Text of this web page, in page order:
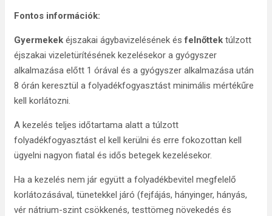
Fontos információk:
Gyermekek éjszakai ágybavizelésének ésfelnőttek túlzott
éjszakai vizeletürítésének kezelésekor a gyógyszer
alkalmazása előtt 1 órával és a gyógyszer alkalmazása után
8 órán keresztül a folyadékfogyasztást minimális mértékűre
kell korlátozni.
A kezelés teljes időtartama alatt a túlzott
folyadékfogyasztást el kell kerülni és erre fokozottan kell
ügyelni nagyon fiatal és idős betegek kezelésekor.
Ha a kezelés nem jár együtt a folyadékbevitel megfelelő
korlátozásával, tünetekkel járó (fejfájás, hányinger, hányás,
vér nátrium-szint csökkenés, testtömeg növekedés és